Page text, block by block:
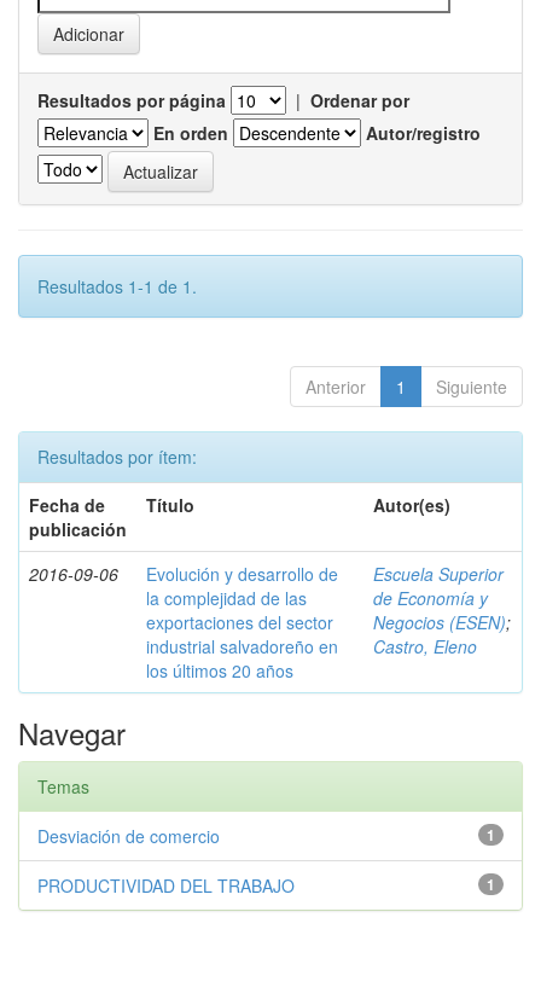
Resultados por página | Ordenar por
En orden
Autor/registro
Resultados 1-1 de 1.
Anterior 1 Siguiente
Resultados por ítem:
Fecha de
publicación
Título Autor(es)
2016-09-06
Evolución y desarrollo de
la complejidad de las
exportaciones del sector
industrial salvadoreño en
los últimos 20 años
Escuela Superior
de Economía y
Negocios (ESEN);
Castro, Eleno
Navegar
Temas
1
Desviación de comercio
1
PRODUCTIVIDAD DEL TRABAJO